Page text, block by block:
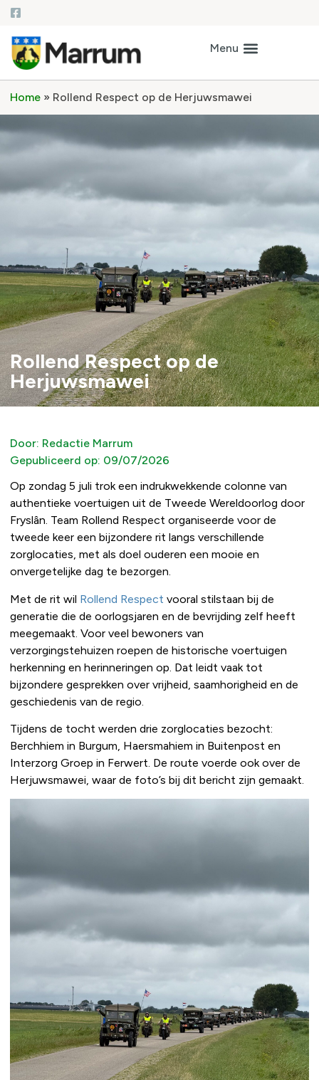
Home » Rollend Respect op de Herjuwsmawei
Rollend Respect op de
Herjuwsmawei
Door: Redactie Marrum
Gepubliceerd op: 09/07/2026
Op zondag 5 juli trok een indrukwekkende colonne van
authentieke voertuigen uit de Tweede Wereldoorlog door
Fryslân. Team Rollend Respect organiseerde voor de
tweede keer een bijzondere rit langs verschillende
zorglocaties, met als doel ouderen een mooie en
onvergetelijke dag te bezorgen.
Met de rit wil Rollend Respect vooral stilstaan bij de
generatie die de oorlogsjaren en de bevrijding zelf heeft
meegemaakt. Voor veel bewoners van
verzorgingstehuizen roepen de historische voertuigen
herkenning en herinneringen op. Dat leidt vaak tot
bijzondere gesprekken over vrijheid, saamhorigheid en de
geschiedenis van de regio.
Tijdens de tocht werden drie zorglocaties bezocht:
Berchhiem in Burgum, Haersmahiem in Buitenpost en
Interzorg Groep in Ferwert. De route voerde ook over de
Herjuwsmawei, waar de foto’s bij dit bericht zijn gemaakt.